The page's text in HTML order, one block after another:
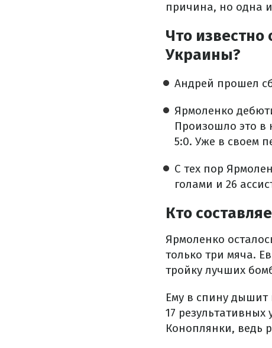
причина, но одна
Что
Украины?
Андрей прошел
Ярмоленко
Произошло это в
5:0. Уже в своем
С тех пор
голами и 26
Кто
Ярмоленко
только три мяча.
тройку лучших
Ему в спину дышит
17
Коноплянки, ведь